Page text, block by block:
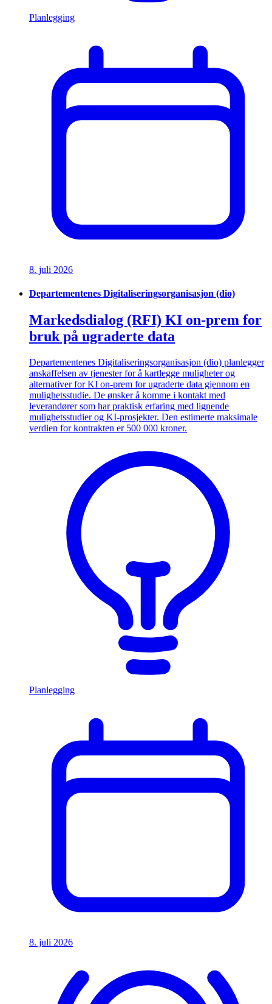
Planlegging
8. juli 2026
Departementenes Digitaliseringsorganisasjon (dio)
Markedsdialog (RFI) KI on-prem for
bruk på ugraderte data
Departementenes Digitaliseringsorganisasjon (dio) planlegger
anskaffelsen av tjenester for å kartlegge muligheter og
alternativer for KI on-prem for ugraderte data gjennom en
mulighetsstudie. De ønsker å komme i kontakt med
leverandører som har praktisk erfaring med lignende
mulighetsstudier og KI-prosjekter. Den estimerte maksimale
verdien for kontrakten er 500 000 kroner.
Planlegging
8. juli 2026